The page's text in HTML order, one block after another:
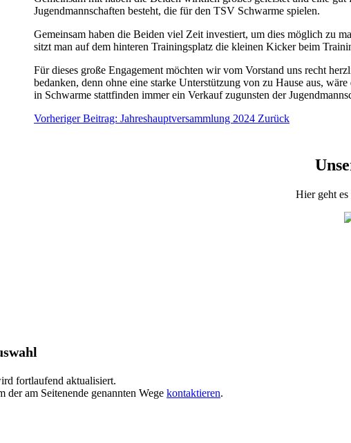
Jugendmannschaften besteht, die für den TSV Schwarme spielen.
Gemeinsam haben die Beiden viel Zeit investiert, um dies möglich zu
sitzt man auf dem hinteren Trainingsplatz die kleinen Kicker beim
Für dieses große Engagement möchten wir vom Vorstand uns recht
bedanken, denn ohne eine starke Unterstützung von zu Hause aus,
in Schwarme stattfinden immer ein Verkauf zugunsten der
Vorheriger Beitrag: Jahreshauptversammlung 2024 Zurück
Hier geht es
fortlaufend aktualisiert.
der am Seitenende genannten Wege kontaktieren.